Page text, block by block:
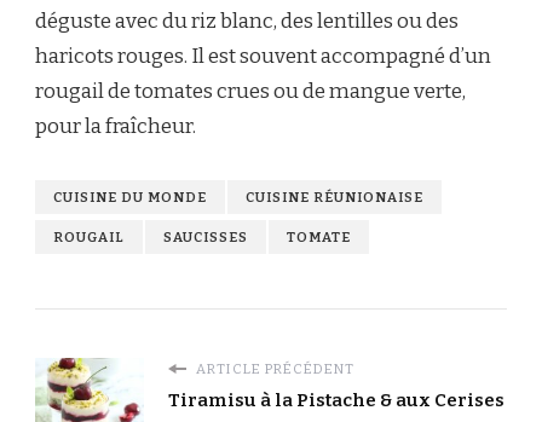
déguste avec du riz blanc, des lentilles ou des
haricots rouges. Il est souvent accompagné d’un
rougail de tomates crues ou de mangue verte,
pour la fraîcheur.
CUISINE DU MONDE CUISINE RÉUNIONAISE
ROUGAIL SAUCISSES TOMATE
ARTICLE PRÉCÉDENT
Tiramisu à la Pistache & aux Cerises